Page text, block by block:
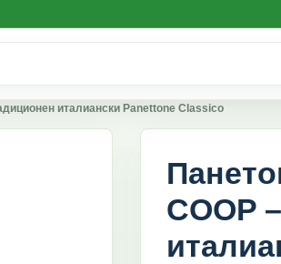
италиански Panettone Classico
COOP